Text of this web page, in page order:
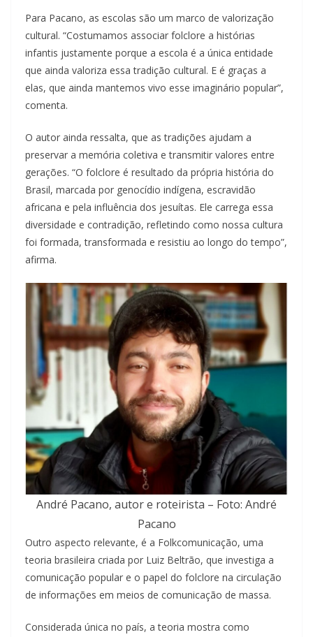
Para Pacano, as escolas são um marco de valorização
cultural. “Costumamos associar folclore a histórias
infantis justamente porque a escola é a única entidade
que ainda valoriza essa tradição cultural. E é graças a
elas, que ainda mantemos vivo esse imaginário popular”,
comenta.
O autor ainda ressalta, que as tradições ajudam a
preservar a memória coletiva e transmitir valores entre
gerações. “O folclore é resultado da própria história do
Brasil, marcada por genocídio indígena, escravidão
africana e pela influência dos jesuítas. Ele carrega essa
diversidade e contradição, refletindo como nossa cultura
foi formada, transformada e resistiu ao longo do tempo”,
afirma.
André Pacano, autor e roteirista – Foto: André
Pacano
Outro aspecto relevante, é a Folkcomunicação, uma
teoria brasileira criada por Luiz Beltrão, que investiga a
comunicação popular e o papel do folclore na circulação
de informações em meios de comunicação de massa.
Considerada única no país, a teoria mostra como